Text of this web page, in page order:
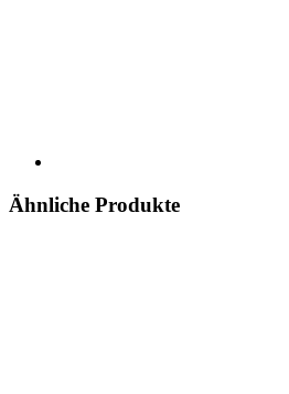
Ähnliche Produkte